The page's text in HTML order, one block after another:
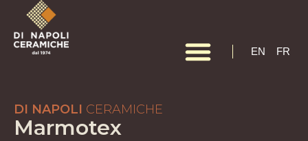
EN FR
DI NAPOLI CERAMICHE
Marmotex